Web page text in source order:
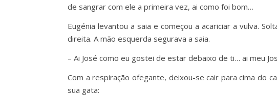
de sangrar com ele a primeira vez, ai como foi bom…
Eugénia levantou a saia e começou a acariciar a vulva.
direita. A mão esquerda segurava a saia.
– Ai José como eu gostei de estar debaixo de ti… ai meu
Com a respiração ofegante, deixou-se cair para cima do
sua gata: